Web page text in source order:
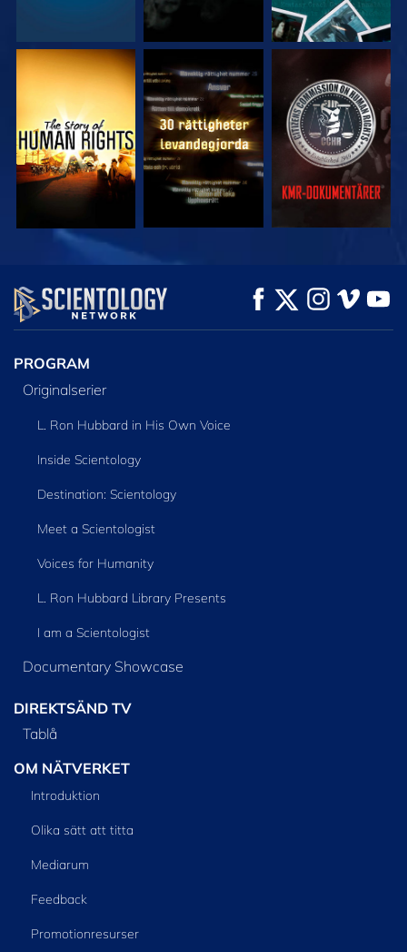
TITTA TITTA TITTA
TITTA
UTFORSKA
SERIEN
PROGRAM
Originalserier
L. Ron Hubbard in His Own Voice
Inside Scientology
Destination: Scientology
Meet a Scientologist
Voices for Humanity
L. Ron Hubbard Library Presents
I am a Scientologist
Documentary Showcase
DIREKTSÄND TV
Tablå
OM NÄTVERKET
Introduktion
Olika sätt att titta
Mediarum
Feedback
Promotionresurser